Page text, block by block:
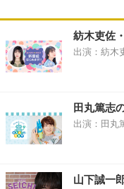
紡木吏佐
出演：紡木
田丸篤志
出演：田丸
山下誠一